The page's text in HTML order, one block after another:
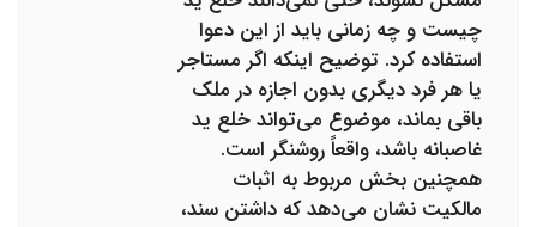
چیست و چه زمانی باید از این دعوا
استفاده کرد. توضیح اینکه اگر مستاجر
یا هر فرد دیگری بدون اجازه در ملک
باقی بماند، موضوع می‌تواند خلع ید
غاصبانه باشد، واقعاً روشنگر است.
همچنین بخش مربوط به اثبات
مالکیت نشان می‌دهد که داشتن سند،